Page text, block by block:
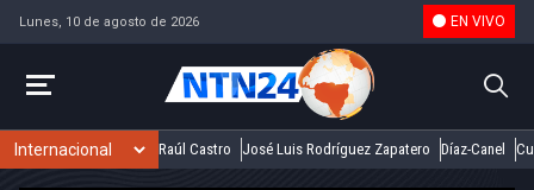
Lunes, 10 de agosto de 2026 EN VIVO
Raúl Castro José Luis Rodríguez Zapatero Díaz-Canel